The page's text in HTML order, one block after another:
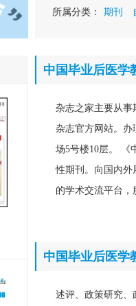
所属分类： 期刊
中国毕业后医学
杂志之家主要从事
杂志官方网站。办
场5号楼10层。 《
性期刊。向国内外
的学术交流平台，
中国毕业后医学
述评、政策研究、